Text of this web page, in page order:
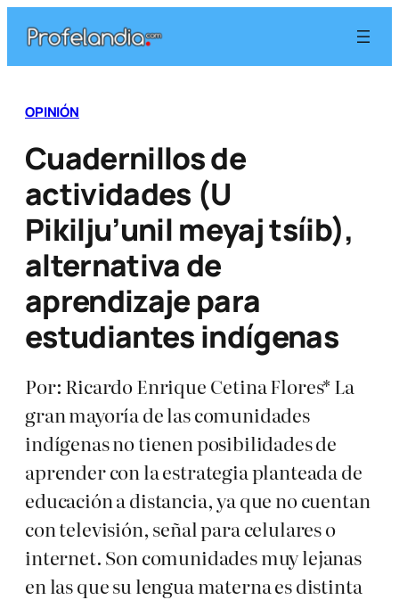
contenido
OPINIÓN
Cuadernillos de
actividades (U
Pikilju’unil meyaj tsíib),
alternativa de
aprendizaje para
estudiantes indígenas
Por: Ricardo Enrique Cetina Flores* La
gran mayoría de las comunidades
indígenas no tienen posibilidades de
aprender con la estrategia planteada de
educación a distancia, ya que no cuentan
con televisión, señal para celulares o
internet. Son comunidades muy lejanas
en las que su lengua materna es distinta